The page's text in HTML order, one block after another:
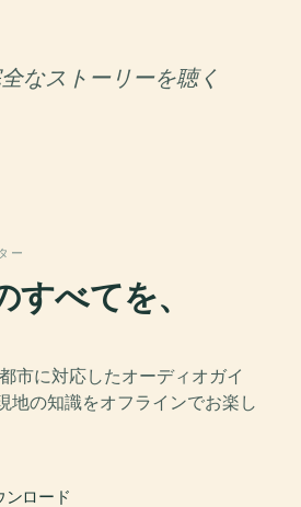
なストーリーを聴く
ー
すべてを、
市に対応したオーディオガイ
地の知識をオフラインでお楽し
ンロード